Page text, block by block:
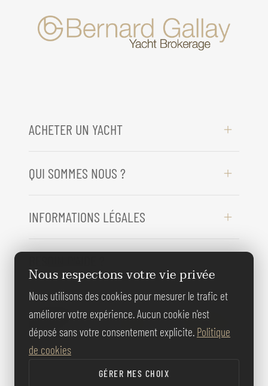
ACHETER UN YACHT
QUI SOMMES NOUS ?
INFORMATIONS LÉGALES
REJOIGNEZ-
NOUS
Nous respectons votre vie privée
Nous utilisons des cookies pour mesurer le trafic et
améliorer votre expérience. Aucun cookie n'est
déposé sans votre consentement explicite. Politique
de cookies
GÉRER MES CHOIX